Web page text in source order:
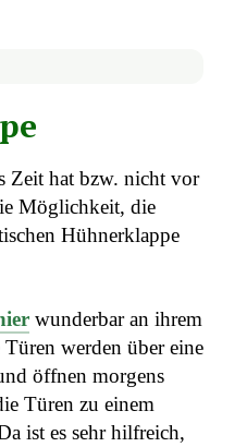
Zeit hat bzw. nicht vor
Möglichkeit, die
Hühnerklappe
wunderbar an ihrem
werden über eine
öffnen morgens
Türen zu einem
ist es sehr hilfreich,